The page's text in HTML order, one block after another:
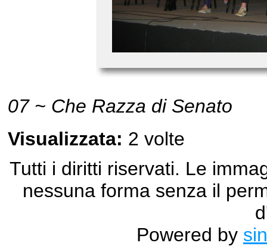
07 ~ Che Razza di Senato
Visualizzata: 2 volte
Tutti i diritti riservati. Le
nessuna forma senza il
Powered by